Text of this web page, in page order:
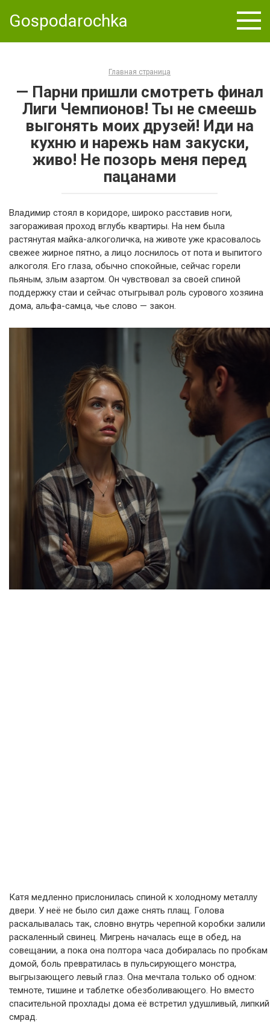
Gospodarochka
Главная страница
— Парни пришли смотреть финал
Лиги Чемпионов! Ты не смеешь
выгонять моих друзей! Иди на
кухню и нарежь нам закуски,
живо! Не позорь меня перед
пацанами
Владимир стоял в коридоре, широко расставив ноги,
загораживая проход вглубь квартиры. На нем была
растянутая майка-алкоголичка, на животе уже красовалось
свежее жирное пятно, а лицо лоснилось от пота и выпитого
алкоголя. Его глаза, обычно спокойные, сейчас горели
пьяным, злым азартом. Он чувствовал за своей спиной
поддержку стаи и сейчас отыгрывал роль сурового хозяина
дома, альфа-самца, чье слово — закон.
Катя медленно прислонилась спиной к холодному металлу
двери. У неё не было сил даже снять плащ. Голова
раскалывалась так, словно внутрь черепной коробки залили
раскаленный свинец. Мигрень началась еще в обед, на
совещании, а пока она полтора часа добиралась по пробкам
домой, боль превратилась в пульсирующего монстра,
выгрызающего левый глаз. Она мечтала только об одном:
темноте, тишине и таблетке обезболивающего. Но вместо
спасительной прохлады дома её встретил удушливый, липкий
смрад.